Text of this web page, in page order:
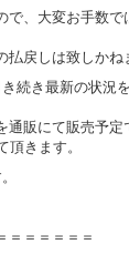
、大変お手数
戻しは致しかね
続き最新の状況
販にて販売予定
きます。
＝＝＝＝＝＝